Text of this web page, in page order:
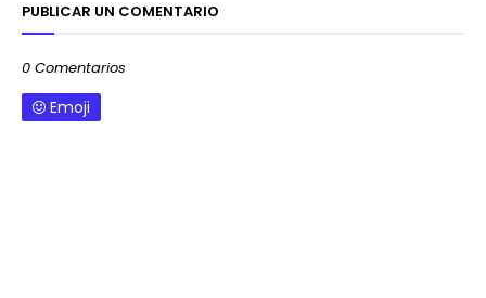
PUBLICAR UN COMENTARIO
0 Comentarios
Emoji